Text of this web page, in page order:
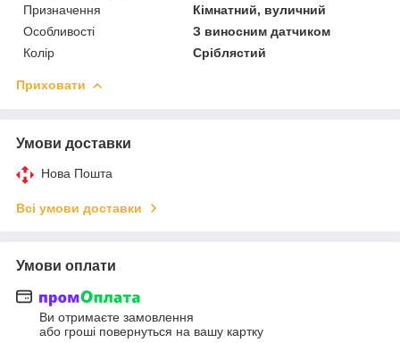
Призначення
Кімнатний, вуличний
Особливості
З виносним датчиком
Колір
Сріблястий
Приховати
Умови доставки
Нова Пошта
Всі умови доставки
Умови оплати
Ви отримаєте замовлення
або гроші повернуться на вашу картку